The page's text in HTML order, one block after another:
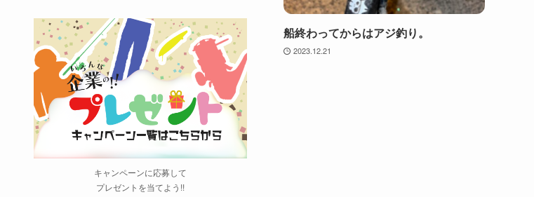
船終わってからはアジ釣り。
2023.12.21
キャンペーンに応募して
プレゼントを当てよう!!